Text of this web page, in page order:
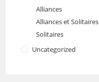
Alliances
Alliances et Solitaires
Solitaires
Uncategorized